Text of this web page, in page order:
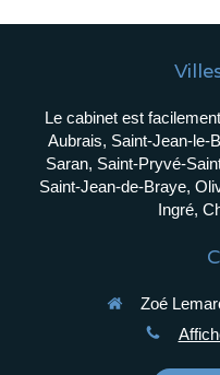
Le cabinet est
Aubrais, Saint-Jean-le-
Saran, Saint-Pryvé-
Saint-Jean-de-Braye,
Ingré,
Zoé